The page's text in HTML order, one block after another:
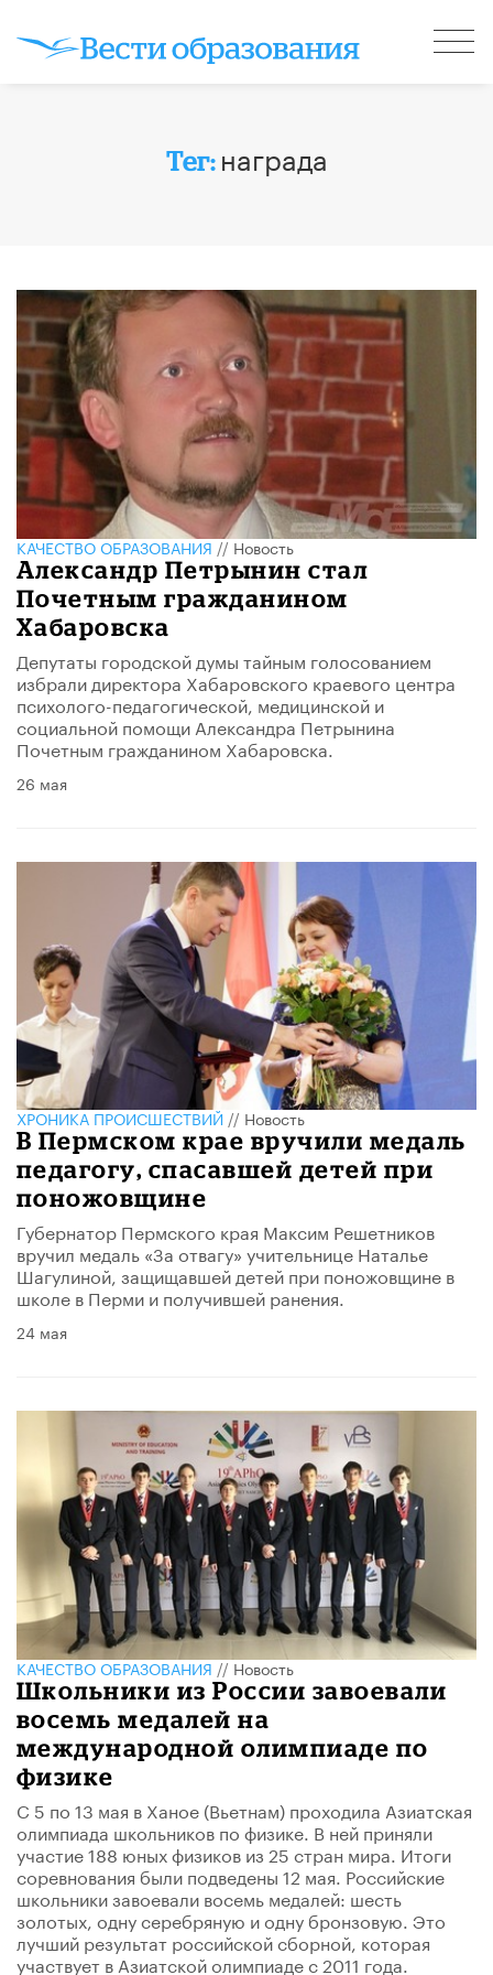
Тег: награда
КАЧЕСТВО ОБРАЗОВАНИЯ//Новость
​Александр Петрынин стал
Почетным гражданином
Хабаровска
Депутаты городской думы тайным голосованием
избрали директора Хабаровского краевого центра
психолого-педагогической, медицинской и
социальной помощи Александра Петрынина
Почетным гражданином Хабаровска.
26 мая
ХРОНИКА ПРОИСШЕСТВИЙ // Новость
В Пермском крае вручили медаль
педагогу, спасавшей детей при
поножовщине
Губернатор Пермского края Максим Решетников
вручил медаль «За отвагу» учительнице Наталье
Шагулиной, защищавшей детей при поножовщине в
школе в Перми и получившей ранения.
24 мая
КАЧЕСТВО ОБРАЗОВАНИЯ//Новость
Школьники из России завоевали
восемь медалей на
международной олимпиаде по
физике
С 5 по 13 мая в Ханое (Вьетнам) проходила Азиатская
олимпиада школьников по физике. В ней приняли
участие 188 юных физиков из 25 стран мира. Итоги
соревнования были подведены 12 мая. Российские
школьники завоевали восемь медалей: шесть
золотых, одну серебряную и одну бронзовую. Это
лучший результат российской сборной, которая
участвует в Азиатской олимпиаде с 2011 года.